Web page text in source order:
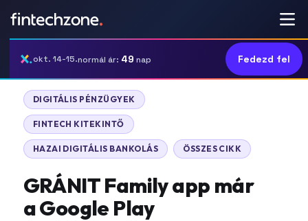
okt. 14-15.normál ár: 49 nap Fedezd fel
DIGITÁLIS PÉNZÜGYEK
FINTECH KITEKINTŐ
HAZAI DIGITÁLIS BANKOLÁS ÖSSZES CIKK
GRÁNIT Family app már
a Google Play